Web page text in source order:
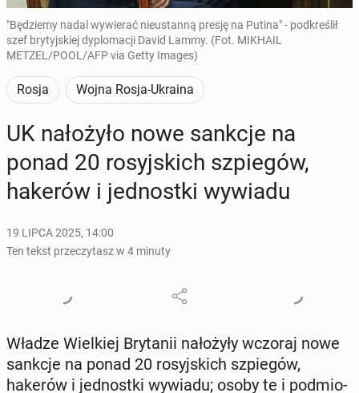
"Będziemy nadal wywierać nieustanną presję na Putina" - podkreślił
szef brytyjskiej dyplomacji David Lammy. (Fot. MIKHAIL
METZEL/POOL/AFP via Getty Images)
Rosja Wojna Rosja-Ukraina
UK na­ło­ży­ło nowe sankcje na
ponad 20 ro­syj­skich szpie­gów,
hakerów i jed­nost­ki wywiadu
19 LIPCA 2025, 14:00
Ten tekst przeczytasz w 4 minuty
Władze Wiel­kiej Bry­ta­nii na­ło­ży­ły wczoraj nowe
sankcje na ponad 20 ro­syj­skich szpie­gów,
hakerów i jed­nost­ki wywiadu; osoby te i pod­mio­